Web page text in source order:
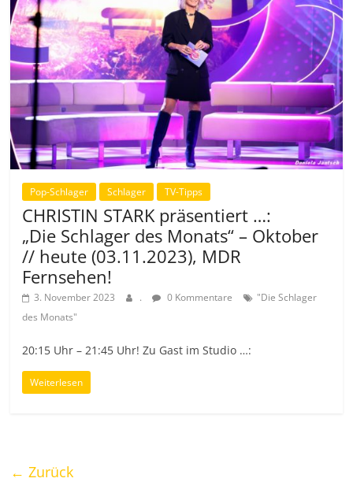
Pop-Schlager Schlager TV-Tipps
CHRISTIN STARK präsentiert …:
„Die Schlager des Monats“ – Oktober
// heute (03.11.2023), MDR
Fernsehen!
3. November 2023 . 0 Kommentare
"Die Schlager
des Monats"
20:15 Uhr – 21:45 Uhr! Zu Gast im Studio …:
Weiterlesen
← Zurück